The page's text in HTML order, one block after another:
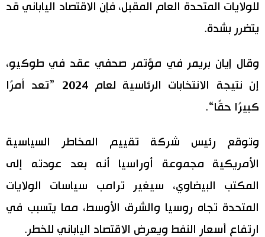
علوم وتكنولوجيا
الأقسام
صور
تجارب وآراء
اقتصاد
موسوعة اليابان
المطبخ الياباني
للولايات المتحدة العام المقبل، فإن الاقتصاد الياباني قد
يتضرر بشدة.
وقال إيان بريمر في مؤتمر صحفي عقد في طوكيو،
إن نتيجة الانتخابات الرئاسية لعام 2024 ”تعد أمرًا
كبيرًا حقًا“.
وتوقع رئيس شركة تقييم المخاطر السياسية
الأمريكية مجموعة أوراسيا أنه بعد عودته إلى
المكتب البيضاوي، سيغير ترامب سياسات الولايات
المتحدة تجاه روسيا والشرق الأوسط، مما يتسبب في
ارتفاع أسعار النفط ويعرض الاقتصاد الياباني للخطر.